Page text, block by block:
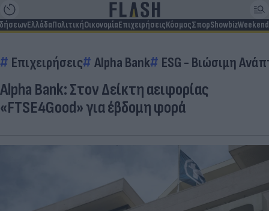
ΕλλάδαΠολιτικήΟικονομίαΕπιχειρήσειςΚόσμοςΣπορShowbizWeekend
Επιχειρήσεις Alpha Bank ESG - Bιώσιμη
Alpha Bank: Στον Δείκτη αειφορίας
«FTSE4Good» για έβδομη φορά